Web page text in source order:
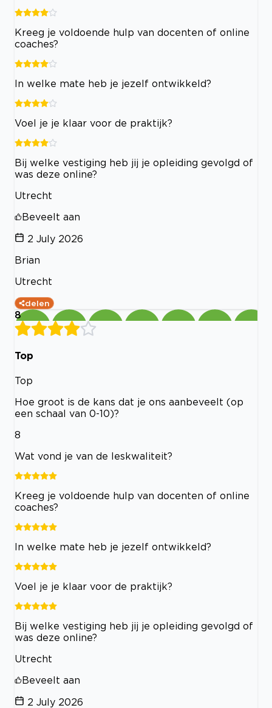
Kreeg je voldoende hulp van docenten of online
coaches?
In welke mate heb je jezelf ontwikkeld?
Voel je je klaar voor de praktijk?
Bij welke vestiging heb jij je opleiding gevolgd of
was deze online?
Utrecht
Beveelt aan
2 July 2026
Brian
Utrecht
delen
8
Top
Top
Hoe groot is de kans dat je ons aanbeveelt (op
een schaal van 0-10)?
8
Wat vond je van de leskwaliteit?
Kreeg je voldoende hulp van docenten of online
coaches?
In welke mate heb je jezelf ontwikkeld?
Voel je je klaar voor de praktijk?
Bij welke vestiging heb jij je opleiding gevolgd of
was deze online?
Utrecht
Beveelt aan
2 July 2026